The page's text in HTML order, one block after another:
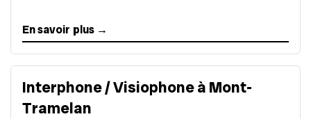
En savoir plus →
Interphone / Visiophone à Mont-
Tramelan